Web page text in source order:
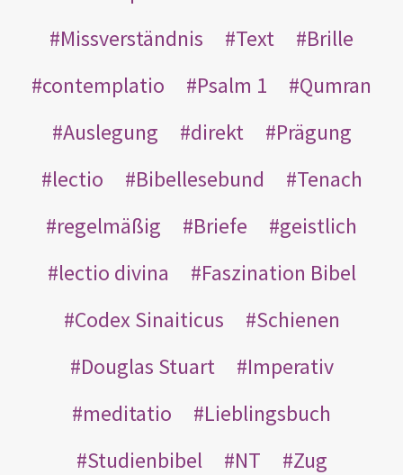
Missverständnis
Text
Brille
contemplatio
Psalm 1
Qumran
Auslegung
direkt
Prägung
lectio
Bibellesebund
Tenach
regelmäßig
Briefe
geistlich
lectio divina
Faszination Bibel
Codex Sinaiticus
Schienen
Douglas Stuart
Imperativ
meditatio
Lieblingsbuch
Studienbibel
NT
Zug